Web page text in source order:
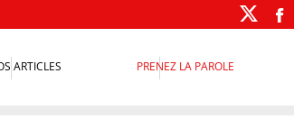
ARTICLES PRENEZ LA PAROLE